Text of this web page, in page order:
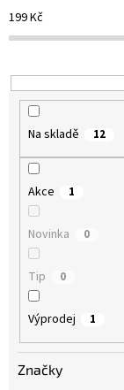
o
d
k
t
199Kč
Na skladě 12
Akce 1
Novinka 0
Tip 0
Výprodej 1
Značky